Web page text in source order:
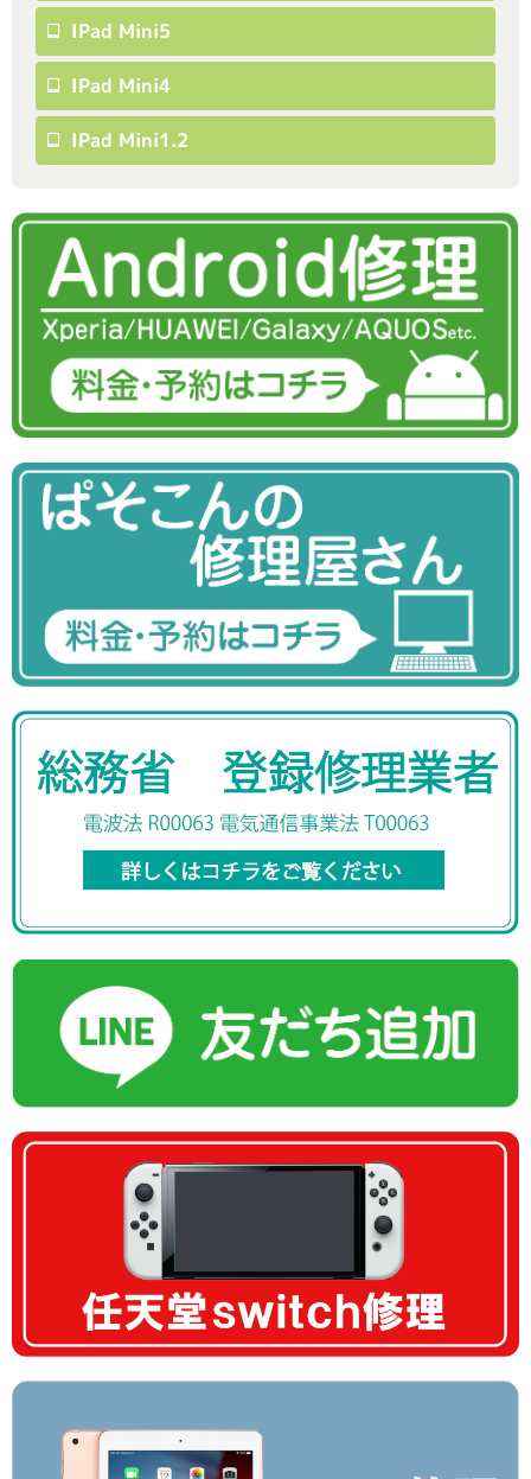
IPad Mini5
IPad Mini4
IPad Mini1.2